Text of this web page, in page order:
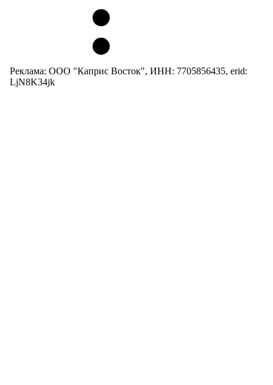
Реклама: ООО "Каприс Восток", ИНН: 7705856435, erid:
LjN8K34jk